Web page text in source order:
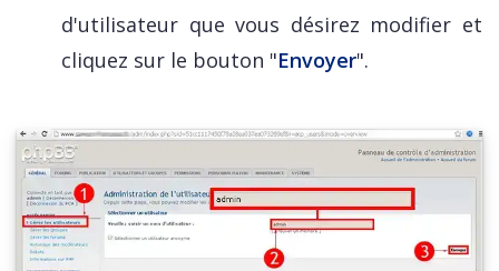
d'utilisateur que vous désirez modifier et
cliquez sur le bouton "Envoyer".